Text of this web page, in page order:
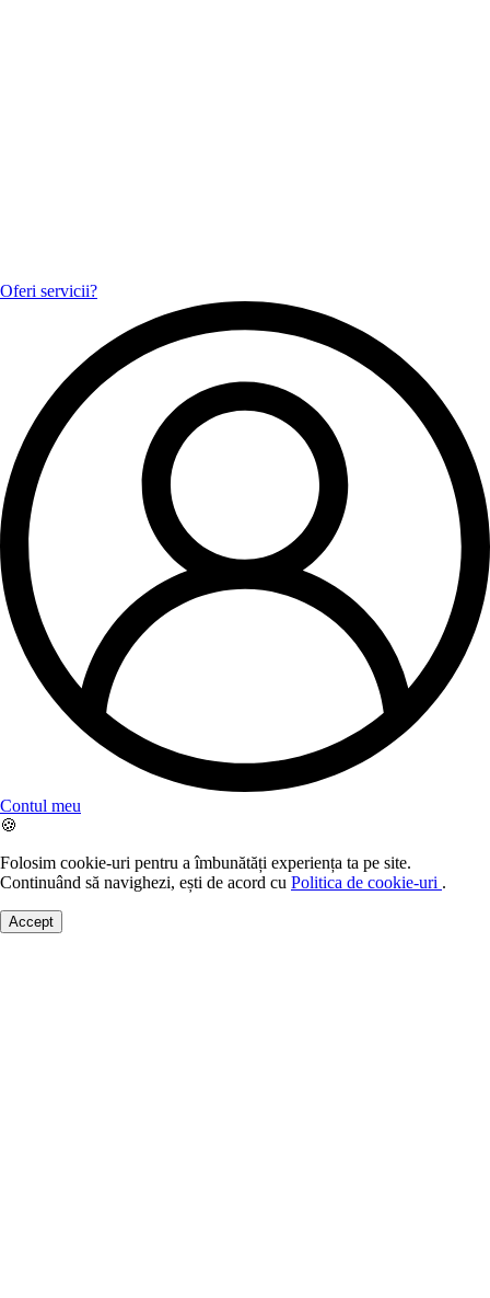
Oferi servicii?
Contul meu
🍪
Folosim cookie-uri pentru a îmbunătăți experiența ta pe site.
Continuând să navighezi, ești de acord cu Politica de cookie-uri .
Accept